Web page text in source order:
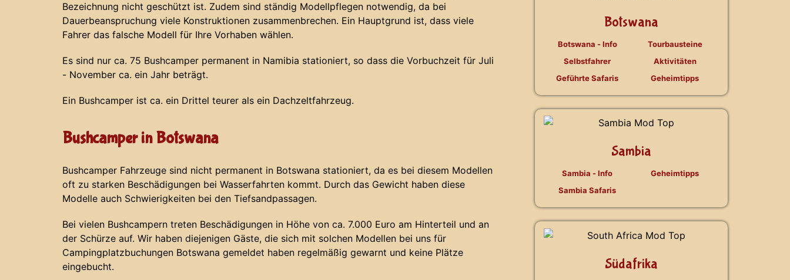
Bezeichnung nicht geschützt ist. Zudem sind ständig Modellpflegen notwendig, da bei
Dauerbeanspruchung viele Konstruktionen zusammenbrechen. Ein Hauptgrund ist, dass viele
Fahrer das falsche Modell für Ihre Vorhaben wählen.
Es sind nur ca. 75 Bushcamper permanent in Namibia stationiert, so dass die Vorbuchzeit für Juli
- November ca. ein Jahr beträgt.
Ein Bushcamper ist ca. ein Drittel teurer als ein Dachzeltfahrzeug.
Bushcamper in Botswana
Bushcamper Fahrzeuge sind nicht permanent in Botswana stationiert, da es bei diesem Modellen
oft zu starken Beschädigungen bei Wasserfahrten kommt. Durch das Gewicht haben diese
Modelle auch Schwierigkeiten bei den Tiefsandpassagen.
Bei vielen Bushcampern treten Beschädigungen in Höhe von ca. 7.000 Euro am Hinterteil und an
der Schürze auf. Wir haben diejenigen Gäste, die sich mit solchen Modellen bei uns für
Campingplatzbuchungen Botswana gemeldet haben regelmäßig gewarnt und keine Plätze
eingebucht.
Botswana
Botswana - Info
Selbstfahrer
Geführte Safaris
Tourbausteine
Aktivitäten
Geheimtipps
Sambia
Sambia - Info
Sambia Safaris
Geheimtipps
Südafrika